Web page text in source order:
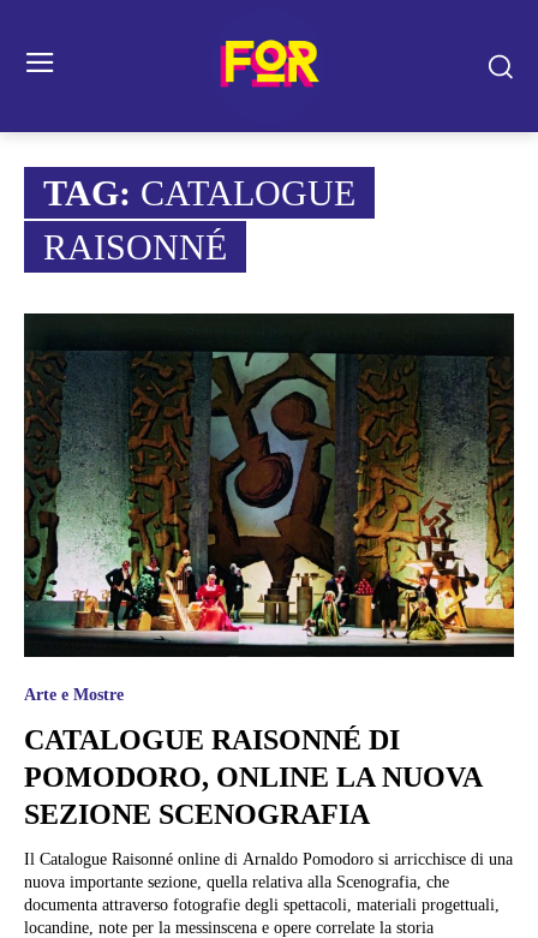
TAG: CATALOGUE
RAISONNÉ
Arte e Mostre
CATALOGUE RAISONNÉ DI
POMODORO, ONLINE LA NUOVA
SEZIONE SCENOGRAFIA
Il Catalogue Raisonné online di Arnaldo Pomodoro si arricchisce di una
nuova importante sezione, quella relativa alla Scenografia, che
documenta attraverso fotografie degli spettacoli, materiali progettuali,
locandine, note per la messinscena e opere correlate la storia